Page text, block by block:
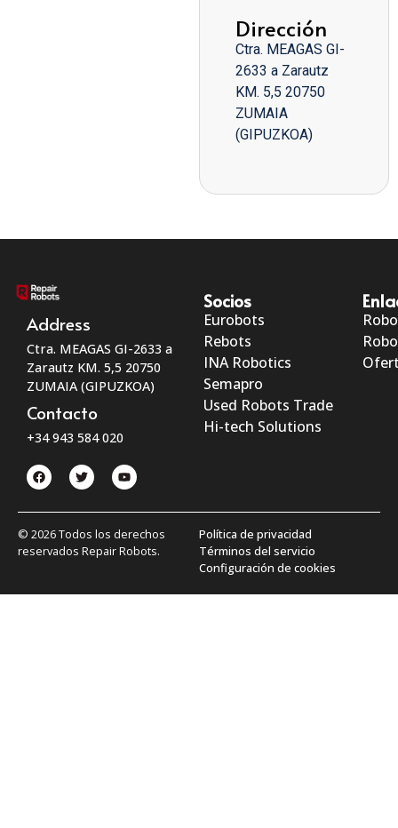
Dirección
Ctra. MEAGAS GI-
2633 a Zarautz
KM. 5,5 20750
ZUMAIA
(GIPUZKOA)
Address
Ctra. MEAGAS GI-2633 a
Zarautz KM. 5,5 20750
ZUMAIA (GIPUZKOA)
Contacto
+34 943 584 020
Socios
Eurobots
Rebots
INA Robotics
Semapro
Used Robots Trade
Hi-tech Solutions
© 2026 Todos los derechos
reservados Repair Robots.
Política de privacidad
Términos del servicio
Configuración de cookies